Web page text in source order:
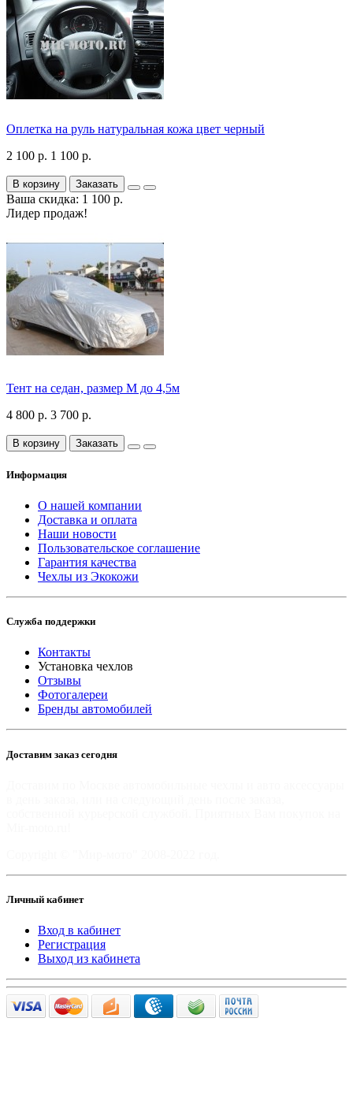
Оплетка на руль натуральная кожа цвет черный
2 100 р. 1 100 р.
В корзину Заказать
Ваша скидка: 1 100 р.
Лидер продаж!
Тент на седан, размер М до 4,5м
4 800 р. 3 700 р.
В корзину Заказать
Информация
О нашей компании
Доставка и оплата
Наши новости
Пользовательское соглашение
Гарантия качества
Чехлы из Экокожи
Служба поддержки
Контакты
Установка чехлов
Отзывы
Фотогалереи
Бренды автомобилей
Доставим заказ сегодня
Личный кабинет
Вход в кабинет
Регистрация
Выход из кабинета